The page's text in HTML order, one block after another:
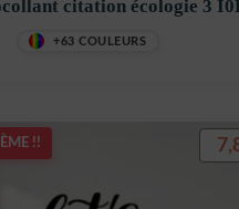
citation écologie 3
+63 COULEURS
!!